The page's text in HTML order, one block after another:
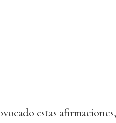
estas afirmaciones,